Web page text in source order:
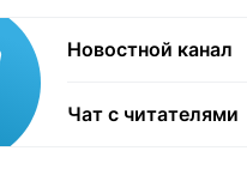
Новостной канал
Чат с читателями